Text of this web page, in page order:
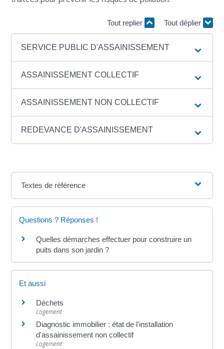
Tout replier Tout déplier
SERVICE PUBLIC D'ASSAINISSEMENT
ASSAINISSEMENT COLLECTIF
ASSAINISSEMENT NON COLLECTIF
REDEVANCE D'ASSAINISSEMENT
Textes de référence
Questions ? Réponses !
Quelles démarches effectuer pour construire un
puits dans son jardin ?
Et aussi
Déchets
Logement
Diagnostic immobilier : état de l'installation
d'assainissement non collectif
Logement